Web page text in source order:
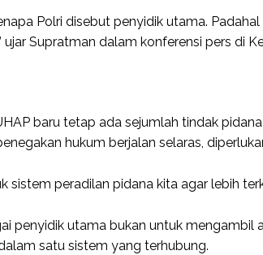
Polri disebut penyidik utama.
Supratman dalam konferensi pers di
baru tetap ada sejumlah tindak
hukum berjalan selaras,
peradilan pidana kita agar lebih
penyidik utama bukan untuk mengambil
satu sistem yang terhubung.